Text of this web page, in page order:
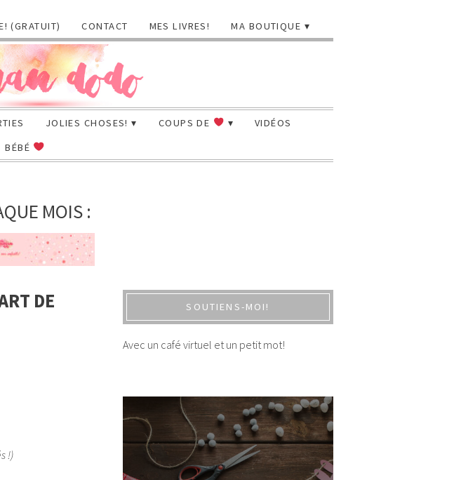
(GRATUIT) CONTACT MES LIVRES! MA BOUTIQUE
JOLIES CHOSES! COUPS DE
VIDÉOS
BÉBÉ
MOIS :
DE
!)
SOUTIENS-MOI!
Avec un café virtuel et un petit mot!